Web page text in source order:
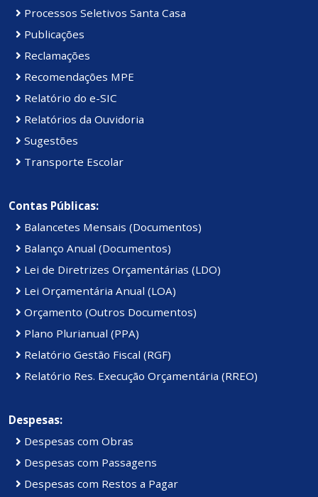
Processos Seletivos Santa Casa
Publicações
Reclamações
Recomendações MPE
Relatório do e-SIC
Relatórios da Ouvidoria
Sugestões
Transporte Escolar
Contas Públicas:
Balancetes Mensais (Documentos)
Balanço Anual (Documentos)
Lei de Diretrizes Orçamentárias (LDO)
Lei Orçamentária Anual (LOA)
Orçamento (Outros Documentos)
Plano Plurianual (PPA)
Relatório Gestão Fiscal (RGF)
Relatório Res. Execução Orçamentária (RREO)
Despesas:
Despesas com Obras
Despesas com Passagens
Despesas com Restos a Pagar